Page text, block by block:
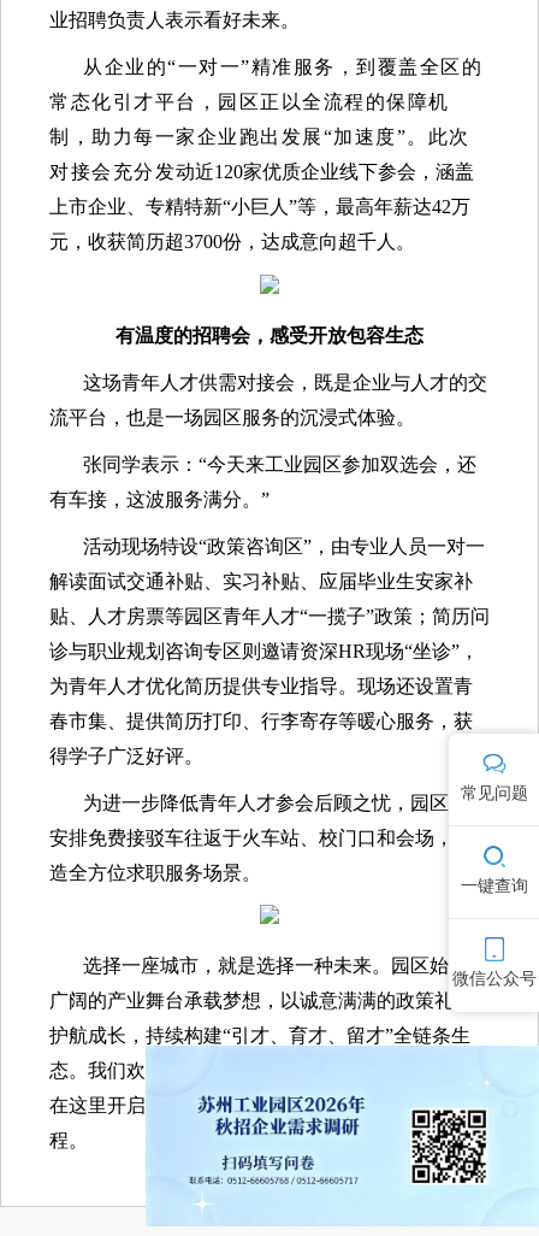
常见问题
一键查询
微信公众号
业招聘负责人表示看好未来。
从企业的“一对一”精准服务，到覆盖全区的
常态化引才平台，园区正以全流程的保障机
制，助力每一家企业跑出发展“加速度”。此次
对接会充分发动近120家优质企业线下参会，涵盖
上市企业、专精特新“小巨人”等，最高年薪达42万
元 ，收获简历超3700份， 达成意向超千人 。
有温度的招聘会，感受开放包容生态
这场青年人才供需对接会，既是企业与人才的交
流平台，也是一场园区服务的沉浸式体验。
张同学表示：“今天来工业园区参加双选会，还
有车接，这波服务满分。”
活动现场特设“政策咨询区”，由专业人员一对一
解读面试交通补贴、实习补贴、应届毕业生安家补
贴、人才房票等园区青年人才“一揽子”政策 ；简历问
诊与职业规划咨询专区则邀请资深HR现场“坐诊”，
为青年人 才优化简历提供专业指导。现场还设置青
春市集、提供简历打印、行李寄存等暖心服务，获
得学子广泛好评。
为进一步降低青年人才参会后顾之忧，园区贴心
安排免费接驳车往返于火车站、校门口和会场，打
造全方位求职服务场景。
选择一座城市，就是选择一种未来。园区始终以
广阔的产业舞台承载梦想，以诚意满满的政策礼包
护航成长，持续构建“引才、育才、留才”全链条生
态。我们欢迎更多青年才俊选择园区、扎根园区，
在这里开启一场与城市共成长、共未来的灿烂旅
程。